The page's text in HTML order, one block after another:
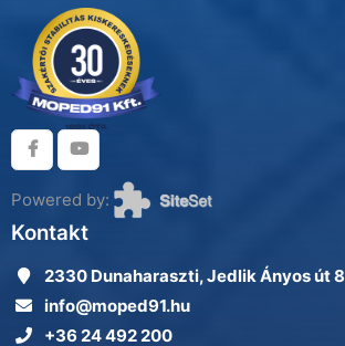
Powered by:
Kontakt
2330 Dunaharaszti, Jedlik Ányos út 8
info@moped91.hu
+36 24 492 200